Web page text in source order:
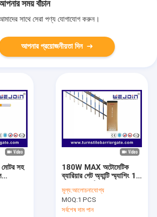
সময় বাঁচান
সাথে সেরা পণ্য যোগাযোগ করুন।
আপনার প্রয়োজনীয়তা দিন
মোটর সহ
180W MAX অটোমেটিক
ব্যারিয়ার গেট অ্যান্টি স্ম্যাশিং 1
মূল্য:আলোচনাযোগ্য
MOQ:1 PCS
সর্বশেষ দাম পান